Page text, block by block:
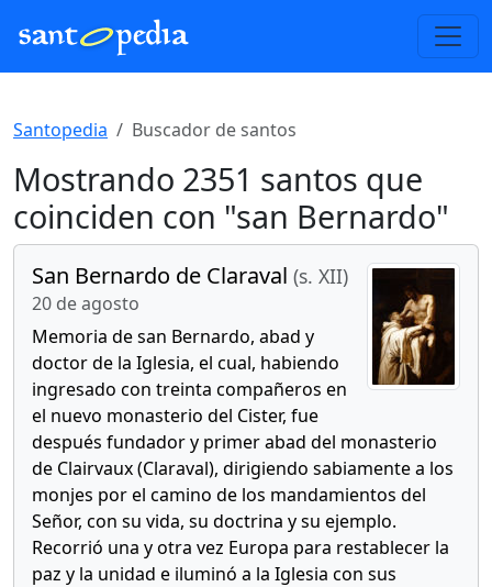
Santopedia Buscador de santos
Mostrando 2351 santos que
coinciden con "san Bernardo"
San Bernardo de Claraval (s. XII)
20 de agosto
Memoria de san Bernardo, abad y
doctor de la Iglesia, el cual, habiendo
ingresado con treinta compañeros en
el nuevo monasterio del Cister, fue
después fundador y primer abad del monasterio
de Clairvaux (Claraval), dirigiendo sabiamente a los
monjes por el camino de los mandamientos del
Señor, con su vida, su doctrina y su ejemplo.
Recorrió una y otra vez Europa para restablecer la
paz y la unidad e iluminó a la Iglesia con sus